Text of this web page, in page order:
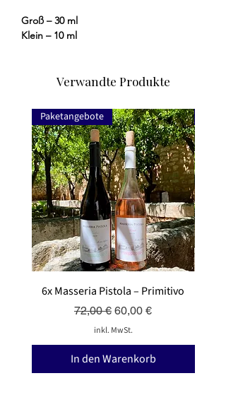
Groß – 30 ml
Klein – 10 ml
Verwandte Produkte
Paketangebote
6x Masseria Pistola – Primitivo
Standardpreis
72,00 € Sale-Preis
60,00 €
inkl. MwSt.
In den Warenkorb